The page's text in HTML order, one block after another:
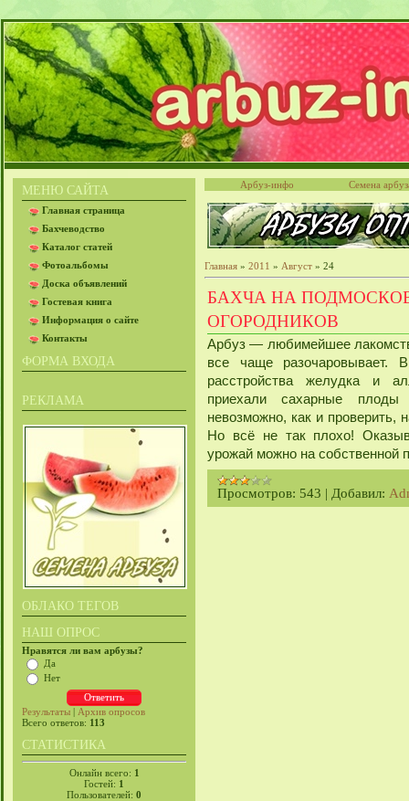
МЕНЮ САЙТА
Главная страница
Бахчеводство
Каталог статей
Фотоальбомы
Доска объявлений
Гостевая книга
Информация о сайте
Контакты
ФОРМА ВХОДА
РЕКЛАМА
ОБЛАКО ТЕГОВ
НАШ ОПРОС
Нравятся ли вам арбузы?
Да
Нет
Результаты | Архив опросов
Всего ответов: 113
СТАТИСТИКА
Онлайн всего: 1
Гостей: 1
Пользователей: 0
Арбуз-инфо Семена
Главная » 2011 » Август » 24
БАХЧА НА
ОГОРОДНИКОВ
Арбуз — любимейшее
все чаще разочаровывает.
расстройства желудка и
приехали сахарные
невозможно, как и проверить,
Но всё не так плохо!
урожай можно на собственной
Просмотров: 543 | Добавил: